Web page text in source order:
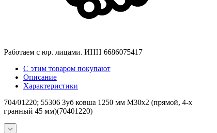
Работаем с юр. лицами. ИНН 6686075417
С этим товаром покупают
Описание
Характеристики
704/01220; 55306 Зуб ковша 1250 мм M30x2 (прямой, 4-х
гранный 45 мм)(70401220)